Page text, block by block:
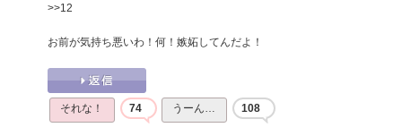
>>12
お前が気持ち悪いわ！何！嫉妬してんだよ！
それな！ 74 うーん… 108